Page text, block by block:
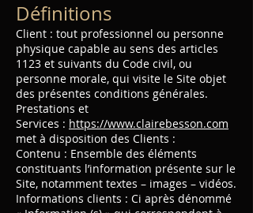
Définitions
Client : tout professionnel ou personne
physique capable au sens des articles
1123 et suivants du Code civil, ou
personne morale, qui visite le Site objet
des présentes conditions générales.
Prestations et
Services : https://www.clairebesson.com
met à disposition des Clients :
Contenu : Ensemble des éléments
constituants l’information présente sur le
Site, notamment textes – images – vidéos.
Informations clients : Ci après dénommé